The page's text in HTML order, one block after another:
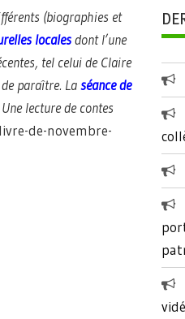
(biographies et
localesdont l’une
tel celui de Claire
paraître. Laséance de
lecture de contes
de-novembre-